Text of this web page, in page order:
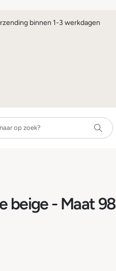
binnen 1-3 werkdagen
beige - Maat 98